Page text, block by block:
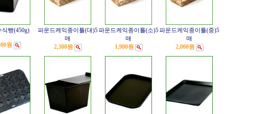
식빵(450g)
원
파운드케익종이틀(대)5
매
2,300원
파운드케익종이틀(소)5
매
1,900원
파운드케익종이틀(중)5
매
2,000원